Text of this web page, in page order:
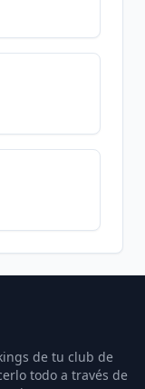
de tu club de
todo a través de